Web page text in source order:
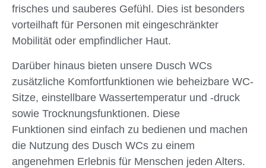
frisches und sauberes Gefühl. Dies ist besonders
vorteilhaft für Personen mit eingeschränkter
Mobilität oder empfindlicher Haut.
Darüber hinaus bieten unsere Dusch WCs
zusätzliche Komfortfunktionen wie beheizbare WC-
Sitze, einstellbare Wassertemperatur und -druck
sowie Trocknungsfunktionen. Diese
Funktionen sind einfach zu bedienen und machen
die Nutzung des Dusch WCs zu einem
angenehmen Erlebnis für Menschen jeden Alters.